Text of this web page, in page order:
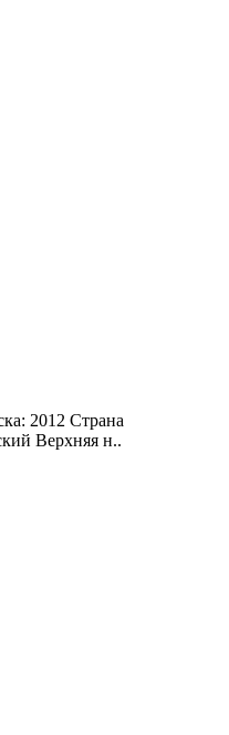
2012 Страна
Верхняя н..